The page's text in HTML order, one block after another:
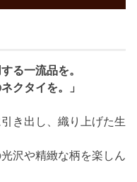
る一流品を。
クタイを。」
き出し、織り上げた生
沢や精緻な柄を楽しん